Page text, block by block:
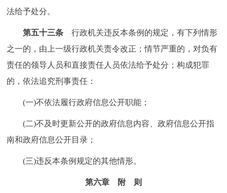
法给予处分。
第五十三条 行政机关违反本条例的规定，有下列情形
之一的，由上一级行政机关责令改正；情节严重的，对负有
责任的领导人员和直接责任人员依法给予处分；构成犯罪
的，依法追究刑事责任：
(一)不依法履行政府信息公开职能；
(二)不及时更新公开的政府信息内容、政府信息公开指
南和政府信息公开目录；
(三)违反本条例规定的其他情形。
第六章 附 则